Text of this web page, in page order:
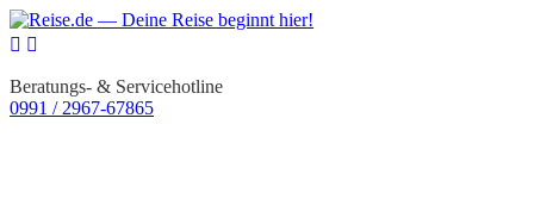
Beratungs- & Servicehotline
0991 / 2967-67865